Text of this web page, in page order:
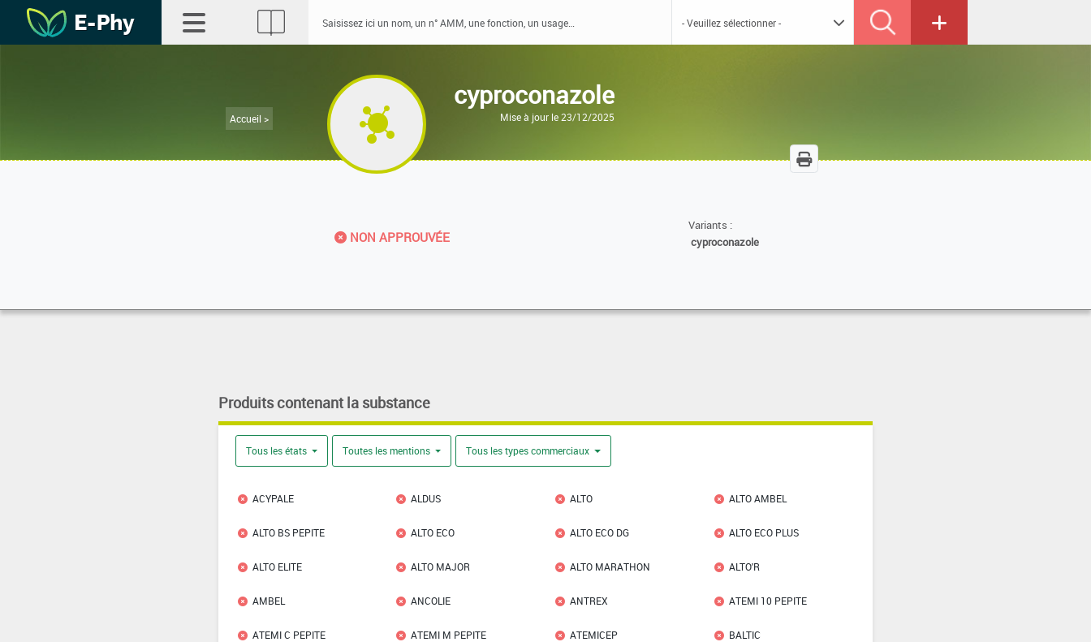
Accueil >
cyproconazole
Mise à jour le 23/12/2025
NON APPROUVÉE
Variants :
cyproconazole
Produits contenant la substance
Tous les états Toutes les mentions Tous les types commerciaux
ACYPALE ALDUS ALTO ALTO AMBEL
ALTO BS PEPITE ALTO ECO ALTO ECO DG ALTO ECO PLUS
ALTO ELITE ALTO MAJOR ALTO MARATHON ALTO'R
AMBEL ANCOLIE ANTREX ATEMI 10 PEPITE
ATEMI C PEPITE ATEMI M PEPITE ATEMICEP BALTIC